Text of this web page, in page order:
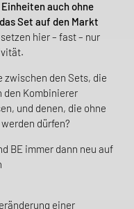
auch ohne
Set auf den Markt
hier – fast – nur
zwischen den Sets, die
den Kombinierer
und denen, die ohne
dürfen?
BE immer dann neu auf
einer